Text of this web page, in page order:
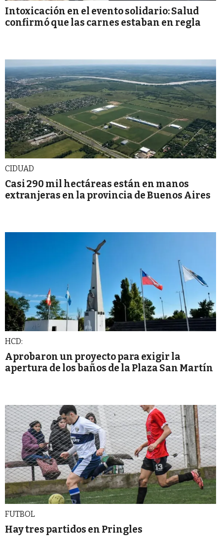
Intoxicación en el evento solidario: Salud
confirmó que las carnes estaban en regla
CIDUAD
Casi 290 mil hectáreas están en manos
extranjeras en la provincia de Buenos Aires
HCD:
Aprobaron un proyecto para exigir la
apertura de los baños de la Plaza San Martín
FUTBOL
Hay tres partidos en Pringles